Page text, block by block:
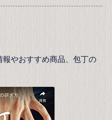
やおすすめ商品、包丁の